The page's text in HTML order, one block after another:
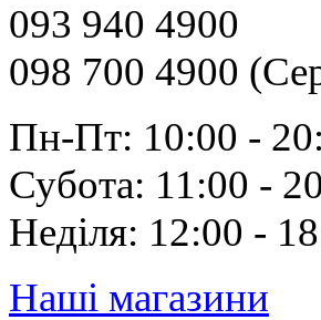
093 940 4900
098 700 4900
Пн-Пт: 10:00 -
Субота: 11:00 -
Неділя: 12:00 -
Наші магазини